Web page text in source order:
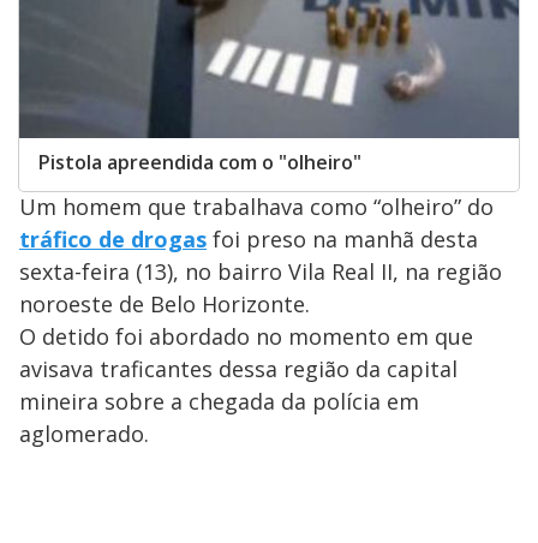
Pistola apreendida com o "olheiro"
Um homem que trabalhava como “olheiro” do
tráfico de drogas foi preso na manhã desta
sexta-feira (13), no bairro Vila Real II, na região
noroeste de Belo Horizonte.
O detido foi abordado no momento em que
avisava traficantes dessa região da capital
mineira sobre a chegada da polícia em
aglomerado.